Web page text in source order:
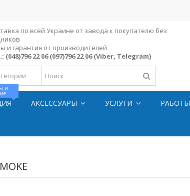
по всей Украине от завода к покупателю без
и гарантия от производителей
(048)796 22 06 (097)796 22 06 (Viber, Telegram)
и
АКСЕССУАРЫ УСЛУГИ РАБОТЫ